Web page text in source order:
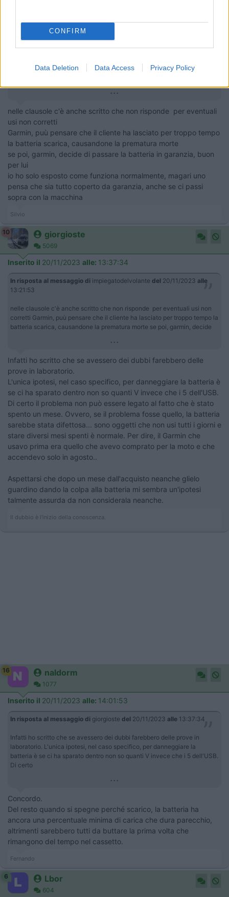
CONFIRM
Data Deletion Data Access Privacy Policy
Inserito il20/11/2023 alle:13:21:53
In risposta al messaggio digiorgioste
soggetti ad usura (inclusi fusibili, batterie, cinghie, ventole o le parti
...
nelle clausole c'è anche scritto che non risponde per eventuali
usi non corretti
Garmin, puù pensare che il cliente ha lasciato per troppo tempo
la batteria scarica, causandone la prematura morte
se poi, garmin, decide di passare la batteria in garanzia, buon
per lui
io ho solo esposto come funziona normalmente, magari uno
pensa che sia tutto coperto da garanzia, anche se ci passi
sopra con la macchina
Silvio
10 giorgioste
5069
Inserito il 20/11/2023 alle: 13:37:34
In risposta al messaggio di impiegatodelvolante del 20/11/2023 alle
13:21:53
nelle clausole c'è anche scritto che non risponde per eventuali usi non
corretti Garmin, puù pensare che il cliente ha lasciato per troppo tempo la
batteria scarica, causandone la prematura morte se poi, garmin, decide
...
Infatti ho scritto che se avessero dei dubbi farebbero delle
prove in laboratorio.
L'unica ipotesi, nel caso specifico, per danneggiare la batteria è
se ci ha sparato dentro non so quanti V invece che i 5 dell'USB.
Di certo il problema non può essere legato al fatto che è stato
spento un mese. Ovvero, se il problema fosse quello, la batteria
sarebbe stata difettosa... sono oggetti che non usi tutti i giorni e
stare diversi mesi spenti è normale. Per dire, il Garmin che
usavo prima era quello che avevo comprato per la moto e che
accendevo solo in agosto..
Aspettarsi che dopo un mese dall'acquisto neanche glielo
guardino dando la colpa alla batteria mi sembra un'ipotesi
talmente assurda da non considerala neanche.
Il dubbio è l'inizio della conoscenza.
16 naldorm
1077
Inserito il 20/11/2023 alle: 14:01:53
In risposta al messaggio di giorgioste del 20/11/2023 alle 13:37:34
Infatti ho scritto che se avessero dei dubbi farebbero delle prove in
laboratorio. L'unica ipotesi, nel caso specifico, per danneggiare la
batteria è se ci ha sparato dentro non so quanti V invece che i 5 dell'USB.
Di certo
...
Concordo.
Del resto quando si spegne perché scarico, la batteria ha
ancora una percentuale minima di carica che dura parecchio,
altrimenti sarebbero tutti da buttare la prima volta che
rimangono del tempo nel cassetto.
Fernando
6 Lbor
604